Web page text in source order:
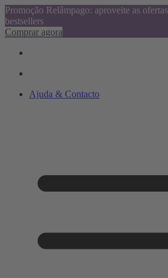
Promoção Relâmpago: aproveite as
bestsellers
Comprar agora
Ajuda & Contacto